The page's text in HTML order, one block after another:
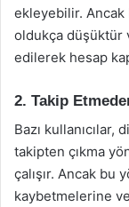
ekleyebilir.
oldukça düşüktür
edilerek hesap
2. Takip
Bazı kullanıcılar,
takipten çıkma
çalışır. Ancak
kaybetmelerine